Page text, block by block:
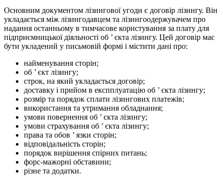
Основним документом лізингової угоди є договір лізингу. Він
укладається між лізингодавцем та лізингоодержувачем про
надання останньому в тимчасове користування за плату для
підприємницької діяльності об ’ єкта лізингу. Цей договір має
бути укладений у письмовій формі і містити дані про:
найменування сторін;
об ’ єкт лізингу;
строк, на який укладається договір;
доставку і прийом в експплуатацію об ’ єкта лізингу;
розмір та порядок сплати лізингових платежів;
використання та утримання обладнання;
умови повернення об ’ єкта лізингу;
умови страхування об ’ єкта лізингу;
права та обов ’ язки сторін;
відповідальність сторін;
порядок вирішення спірних питань;
форс-мажорні обставини;
різне та додатки.